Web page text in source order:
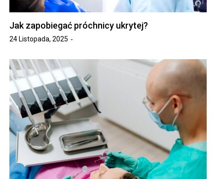
Jak zapobiegać próchnicy ukrytej?
24 Listopada, 2025